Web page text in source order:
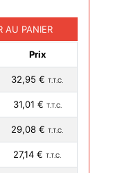
AU PANIER
Prix
32,95 € T.T.C.
31,01 € T.T.C.
29,08 € T.T.C.
27,14 € T.T.C.